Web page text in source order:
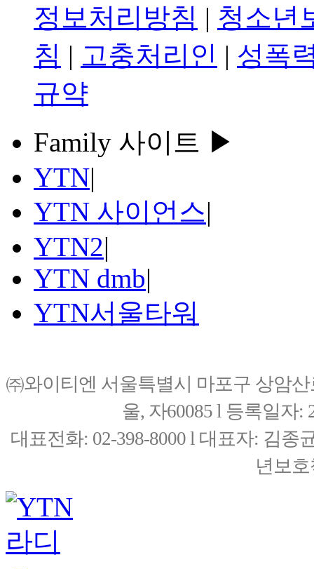
정보처리방침 | 청소년
침 | 고충처리인 | 성폭
규약
Family 사이트 ▶
YTN|
YTN 사이언스|
YTN2|
YTN dmb|
YTN서울타워
㈜와이티엔 서울특별시 마포구 상암
울, 자60085 l 등록일자:
대표전화: 02-398-8000 l 대표자: 김종
년보